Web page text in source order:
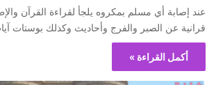
عند إصابة أي مسلم بمكروه يلجأ لقراءة القرآن
قرانية عن الصبر والفرج وأحاديث وكذلك بوستات
أكمل القراءة »